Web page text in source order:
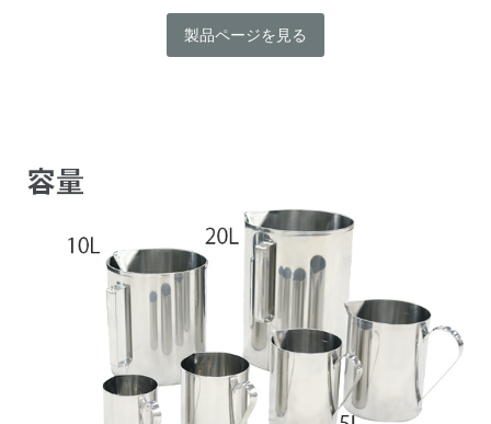
製品ページを見る